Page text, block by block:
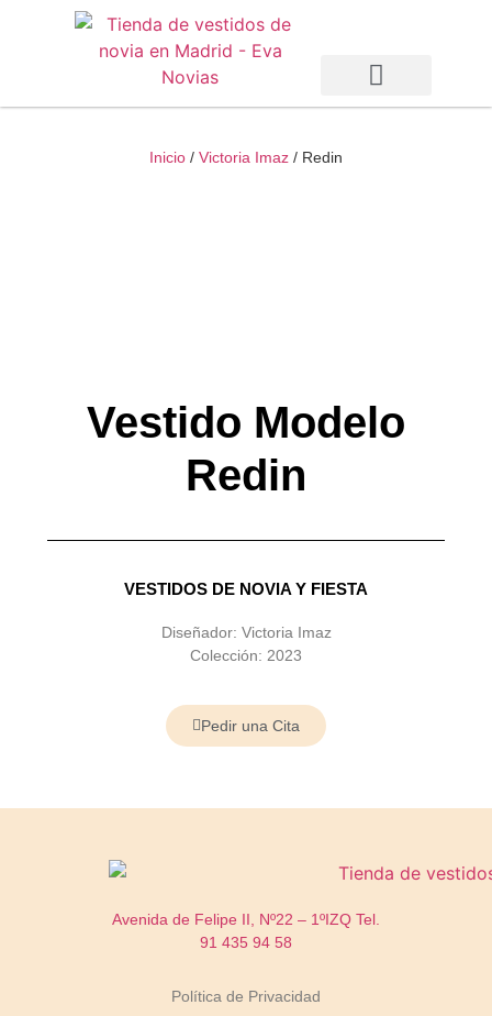
Inicio / Victoria Imaz / Redin
Vestido Modelo
Redin
VESTIDOS DE NOVIA Y FIESTA
Diseñador: Victoria Imaz
Colección: 2023
Pedir una Cita
Avenida de Felipe II, Nº22 – 1ºIZQ Tel.
91 435 94 58
Política de Privacidad